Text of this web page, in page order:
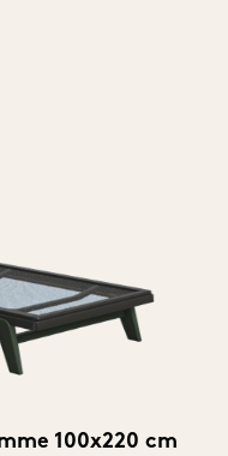
100x220 cm